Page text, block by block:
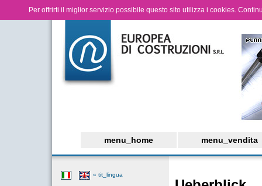
Per offrirti il miglior servizio possibile questo sito utilizza i cookies.
menu_home menu_vendita
« tit_lingua